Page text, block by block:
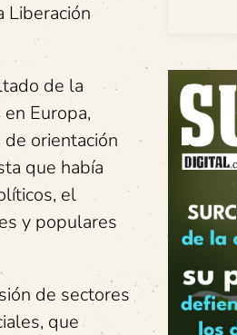
Liberación
de la
Europa,
orientación
que había
el
y populares
de sectores
que